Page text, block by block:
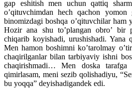
gap eshitish men uchun qattiq
o’qituvchimdan hech qachon yomon
binomizdagi boshqa o’qituvchilar ham
Hozir ana shu to’plangan obro’ bir
chiqarib koyishadi, urushishadi. Yana
Men hamon boshimni ko’tarolmay
chaqirilganlar bilan tarbiyaviy ishni
chaqirishmadi… Men doska tarafga
qimirlasam, meni sezib qolishadiyu,
bu yoqqa” deyishadigandek edi.